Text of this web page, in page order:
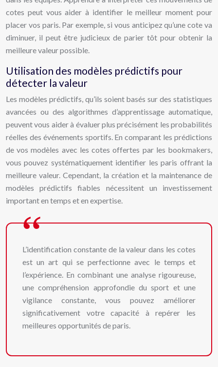
cotes peut vous aider à identifier le meilleur moment pour
placer vos paris. Par exemple, si vous anticipez qu’une cote va
diminuer, il peut être judicieux de parier tôt pour obtenir la
meilleure valeur possible.
Utilisation des modèles prédictifs pour
détecter la valeur
Les modèles prédictifs, qu’ils soient basés sur des statistiques
avancées ou des algorithmes d’apprentissage automatique,
peuvent vous aider à évaluer plus précisément les probabilités
réelles des événements sportifs. En comparant les prédictions
de vos modèles avec les cotes offertes par les bookmakers,
vous pouvez systématiquement identifier les paris offrant la
meilleure valeur. Cependant, la création et la maintenance de
modèles prédictifs fiables nécessitent un investissement
important en temps et en expertise.
L’identification constante de la valeur dans les cotes
est un art qui se perfectionne avec le temps et
l’expérience. En combinant une analyse rigoureuse,
une compréhension approfondie du sport et une
vigilance constante, vous pouvez améliorer
significativement votre capacité à repérer les
meilleures opportunités de paris.